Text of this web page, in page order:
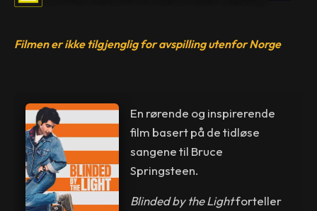
Filmen er ikke tilgjenglig for avspilling utenfor Norge
En rørende og inspirerende
film basert på de tidløse
sangene til Bruce
Springsteen.
Blinded by the Lightforteller